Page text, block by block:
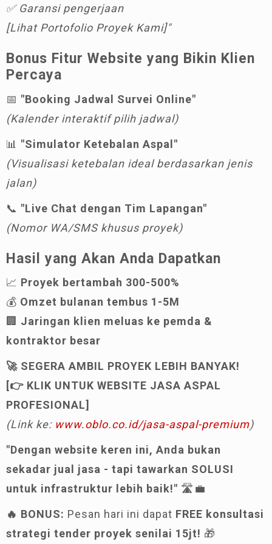
✅ Garansi pengerjaan
[Lihat Portofolio Proyek Kami]"
Bonus Fitur Website yang Bikin Klien
Percaya
📅 "Booking Jadwal Survei Online"
(Kalender interaktif pilih jadwal)
📊 "Simulator Ketebalan Aspal"
(Visualisasi ketebalan ideal berdasarkan jenis
jalan)
📞 "Live Chat dengan Tim Lapangan"
(Nomor WA/SMS khusus proyek)
Hasil yang Akan Anda Dapatkan
📈 Proyek bertambah 300-500%
💰 Omzet bulanan tembus 1-5M
🏢 Jaringan klien meluas ke pemda &
kontraktor besar
🚀 SEGERA AMBIL PROYEK LEBIH BANYAK!
[👉 KLIK UNTUK WEBSITE JASA ASPAL
PROFESIONAL]
(Link ke: www.oblo.co.id/jasa-aspal-premium)
"Dengan website keren ini, Anda bukan
sekadar jual jasa - tapi tawarkan SOLUSI
untuk infrastruktur lebih baik!" 🛣️💼
🔥 BONUS: Pesan hari ini dapat FREE konsultasi
strategi tender proyek senilai 15jt! 🎁